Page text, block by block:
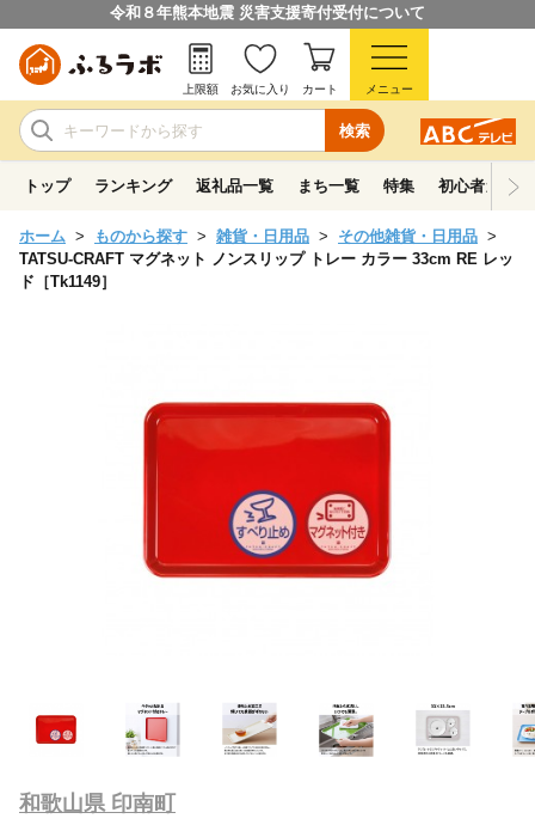
令和８年熊本地震 災害支援寄付受付について
検索
上限額 お気に入り カート メニュー
トップ ランキング 返礼品一覧 まち一覧 特集 初心者ガイド
ホーム ものから探す 雑貨・日用品
その他雑貨・日用品
TATSU-CRAFT マグネット ノンスリップ トレー カラー 33cm RE レッ
ド［Tk1149］
和歌山県 印南町